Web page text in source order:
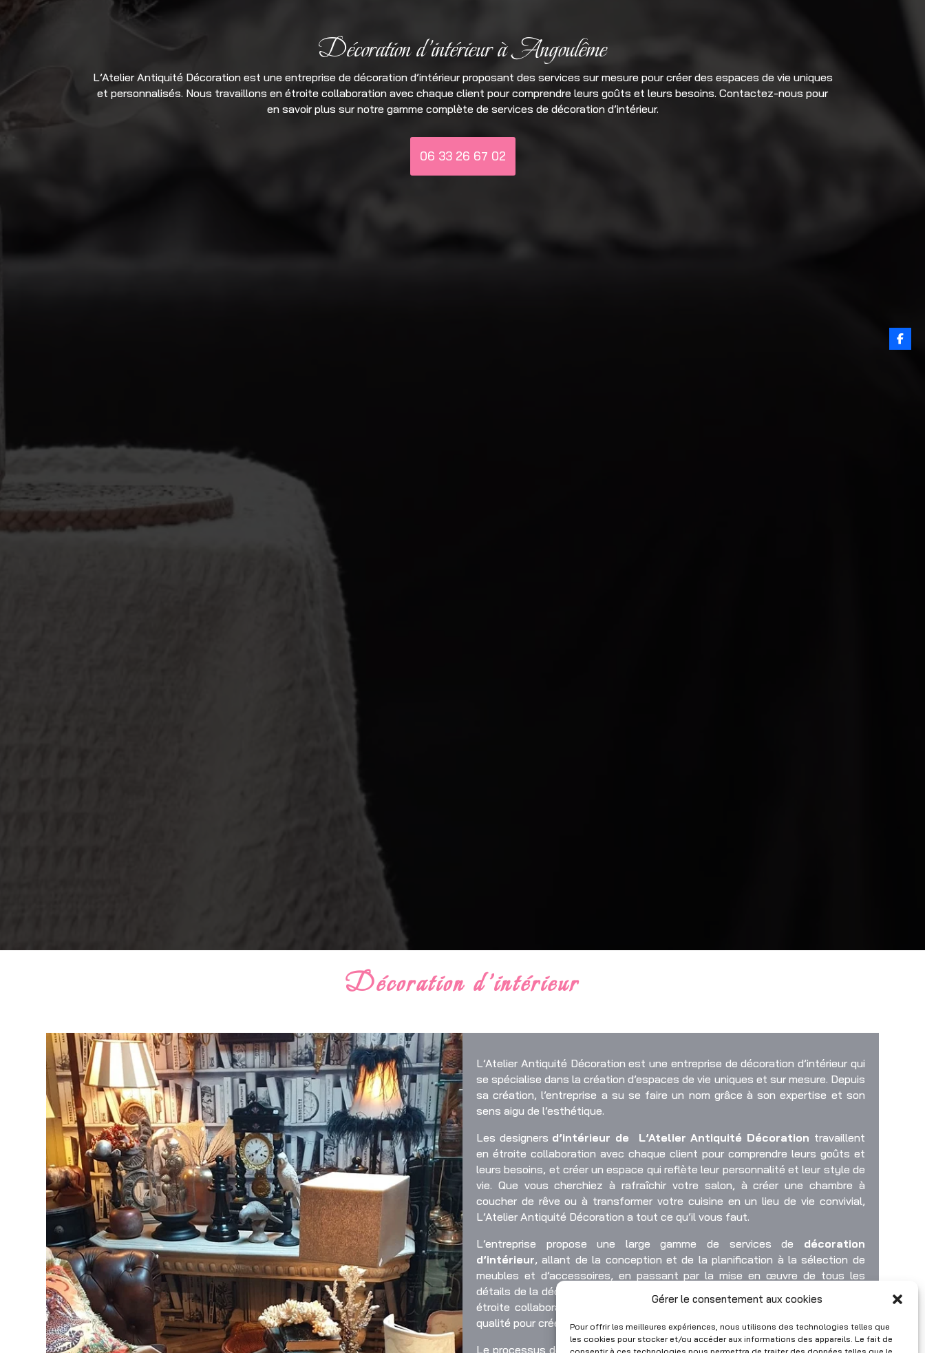
Gérer le consentement aux cookies
Pour offrir les meilleures expériences, nous utilisons des technologies telles que
les cookies pour stocker et/ou accéder aux informations des appareils. Le fait de
Décoration d’intérieur à Angoulême
L’Atelier Antiquité Décoration est une entreprise de décoration d’intérieur proposant des services sur mesure pour créer des espaces de vie uniques
et personnalisés. Nous travaillons en étroite collaboration avec chaque client pour comprendre leurs goûts et leurs besoins. Contactez-nous pour
en savoir plus sur notre gamme complète de services de décoration d’intérieur.
06 33 26 67 02
Décoration d’intérieur
L’Atelier Antiquité Décorationest une entreprise de décoration d’intérieur qui
se spécialise dans la création d’espaces de vie uniques et sur mesure. Depuis
sa création, l’entreprise a su se faire un nom grâce à son expertise et son
sens aigu de l’esthétique.
Les designers d’intérieur de L’Atelier Antiquité Décoration travaillent
en étroite collaboration avec chaque client pour comprendre leurs goûts et
leurs besoins, et créer un espace qui reflète leur personnalité et leur style de
vie. Que vous cherchiez à rafraîchir votre salon, à créer une chambre à
coucher de rêve ou à transformer votre cuisine en un lieu de vie convivial,
L’Atelier Antiquité Décoration a tout ce qu’il vous faut.
L’entreprise propose une large gamme de services de décoration
d’intérieur, allant de la conception et de la planification à la sélection de
meubles et d’accessoires, en passant par la mise en œuvre de tous les
détails de la décoration.
L’Atelier Antiquité Décoration
étroite collaboration avec des artisans talentueux et des fournisseurs de
qualité pour créer des pièces uniques et personnalisées.
Le processus de décoration d’intérieur deL’Atelier Antiquité Décoration est